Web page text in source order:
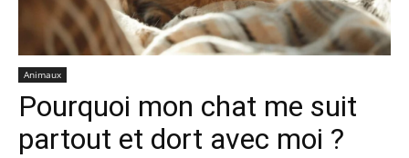
Animaux
Pourquoi mon chat me suit
partout et dort avec moi ?